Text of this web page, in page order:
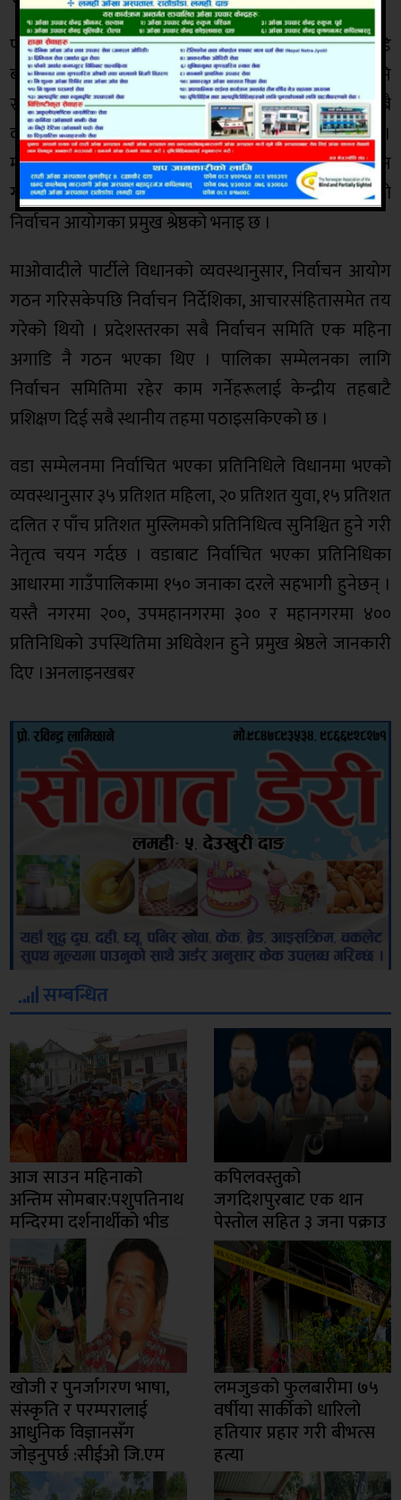
पार्टी सङ्गठनलाई एउटा निश्चित विधि र पद्धतिअनुसार अगाडि
बढाउने उद्देश्यले पार्टी संरचनाभित्रै आन्तरिक निर्वाचनलाई पनि
स्वीकार गरिएको छ । सोहीअनुसार यही मङ्सिर ४ गते सबै
वडाको सम्मेलन गरी नयाँ नेतृत्वसमेत चयन भइसकेको छ ।
माओवादीले वडा सम्मेलन, पालिका सम्मेलन, प्रदेश सम्मेलन
गरेर राष्ट्रिय सम्मेलनमा केन्द्रित हुने गरी नीति र विधि तय गरेको
निर्वाचन आयोगका प्रमुख श्रेष्ठको भनाइ छ ।
माओवादीले पार्टीले विधानको व्यवस्थानुसार, निर्वाचन आयोग
गठन गरिसकेपछि निर्वाचन निर्देशिका, आचारसंहितासमेत तय
गरेको थियो । प्रदेशस्तरका सबै निर्वाचन समिति एक महिना
अगाडि नै गठन भएका थिए । पालिका सम्मेलनका लागि
निर्वाचन समितिमा रहेर काम गर्नेहरूलाई केन्द्रीय तहबाटै
प्रशिक्षण दिई सबै स्थानीय तहमा पठाइसकिएको छ ।
वडा सम्मेलनमा निर्वाचित भएका प्रतिनिधिले विधानमा भएको
व्यवस्थानुसार ३५ प्रतिशत महिला, २० प्रतिशत युवा, १५ प्रतिशत
दलित र पाँच प्रतिशत मुस्लिमको प्रतिनिधित्व सुनिश्चित हुने गरी
नेतृत्व चयन गर्दछ । वडाबाट निर्वाचित भएका प्रतिनिधिका
आधारमा गाउँपालिकामा १५० जनाका दरले सहभागी हुनेछन् ।
यस्तै नगरमा २००, उपमहानगरमा ३०० र महानगरमा ४००
प्रतिनिधिको उपस्थितिमा अधिवेशन हुने प्रमुख श्रेष्ठले जानकारी
दिए ।अनलाइनखबर
सम्बन्धित
आज साउन महिनाको
अन्तिम सोमबार:पशुपतिनाथ
मन्दिरमा दर्शनार्थीको भीड
कपिलवस्तुको
जगदिशपुरबाट एक थान
पेस्तोल सहित ३ जना पक्राउ
खोजी र पुनर्जागरण भाषा,
संस्कृति र परम्परालाई
आधुनिक विज्ञानसँग
जोड्नुपर्छ :सीईओ जि.एम
लमजुङको फुलबारीमा ७५
वर्षीया सार्कीको धारिलो
हतियार प्रहार गरी बीभत्स
हत्या